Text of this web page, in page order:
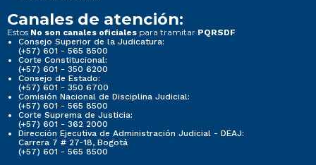
Canales de atención:
Estos No son canales oficiales para tramitar PQRSDF
Consejo Superior de la Judicatura:
(+57) 601 - 565 8500
Corte Constitucional:
(+57) 601 - 350 6200
Consejo de Estado:
(+57) 601 - 350 6700
Comisión Nacional de Disciplina Judicial:
(+57) 601 - 565 8500
Corte Suprema de Justicia:
(+57) 601 - 362 2000
Dirección Ejecutiva de Administración Judicial - DEAJ:
Carrera 7 # 27-18, Bogotá
(+57) 601 - 565 8500